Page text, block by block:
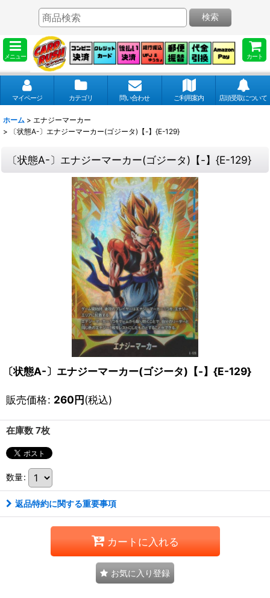
メニュー カート
検索
マイページ カテゴリ 問い合わせ ご利用案内 店頭受取について
ホーム > エナジーマーカー
>
〔状態A-〕エナジーマーカー(ゴジータ)【-】{E-129}
〔状態A-〕エナジーマーカー(ゴジータ)【-】{E-129}
〔状態A-〕エナジーマーカー(ゴジータ)【-】{E-129}
販売価格: 260円(税込)
在庫数 7枚
数量:
返品特約に関する重要事項
カートに入れる
お気に入り登録